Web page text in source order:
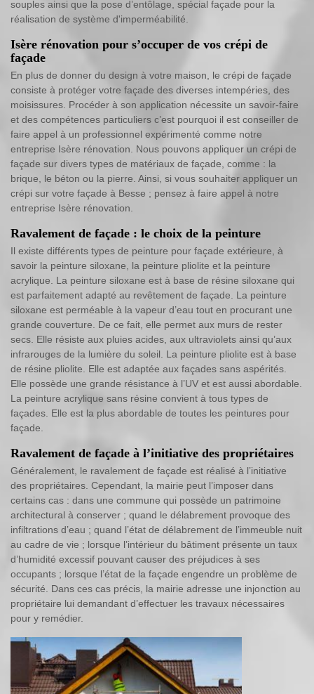
souples ainsi que la pose d’entôlage, spécial façade pour la
réalisation de système d'imperméabilité.
Isère rénovation pour s’occuper de vos crépi de
façade
En plus de donner du design à votre maison, le crépi de façade
consiste à protéger votre façade des diverses intempéries, des
moisissures. Procéder à son application nécessite un savoir-faire
et des compétences particuliers c’est pourquoi il est conseiller de
faire appel à un professionnel expérimenté comme notre
entreprise Isère rénovation. Nous pouvons appliquer un crépi de
façade sur divers types de matériaux de façade, comme : la
brique, le béton ou la pierre. Ainsi, si vous souhaiter appliquer un
crépi sur votre façade à Besse ; pensez à faire appel à notre
entreprise Isère rénovation.
Ravalement de façade : le choix de la peinture
Il existe différents types de peinture pour façade extérieure, à
savoir la peinture siloxane, la peinture pliolite et la peinture
acrylique. La peinture siloxane est à base de résine siloxane qui
est parfaitement adapté au revêtement de façade. La peinture
siloxane est perméable à la vapeur d’eau tout en procurant une
grande couverture. De ce fait, elle permet aux murs de rester
secs. Elle résiste aux pluies acides, aux ultraviolets ainsi qu’aux
infrarouges de la lumière du soleil. La peinture pliolite est à base
de résine pliolite. Elle est adaptée aux façades sans aspérités.
Elle possède une grande résistance à l’UV et est aussi abordable.
La peinture acrylique sans résine convient à tous types de
façades. Elle est la plus abordable de toutes les peintures pour
façade.
Ravalement de façade à l’initiative des propriétaires
Généralement, le ravalement de façade est réalisé à l’initiative
des propriétaires. Cependant, la mairie peut l’imposer dans
certains cas : dans une commune qui possède un patrimoine
architectural à conserver ; quand le délabrement provoque des
infiltrations d’eau ; quand l’état de délabrement de l’immeuble nuit
au cadre de vie ; lorsque l’intérieur du bâtiment présente un taux
d’humidité excessif pouvant causer des préjudices à ses
occupants ; lorsque l’état de la façade engendre un problème de
sécurité. Dans ces cas précis, la mairie adresse une injonction au
propriétaire lui demandant d’effectuer les travaux nécessaires
pour y remédier.